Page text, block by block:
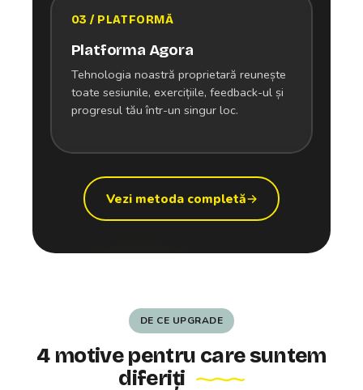
03 / PLATFORMĂ
Platforma Agora
Tehnologia noastră proprietară reunește
toate sesiunile, exercițiile, feedback-ul și
progresul tău într-un singur loc.
Vezi metoda completă
DE CE UPGRADE
4 motive pentru care suntem
diferiți